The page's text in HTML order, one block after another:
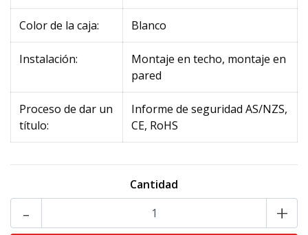
Color de la caja: Blanco
Instalación:
Montaje en techo, montaje en
pared
Proceso de dar un
título:
Informe de seguridad AS/NZS,
CE, RoHS
Cantidad
- +